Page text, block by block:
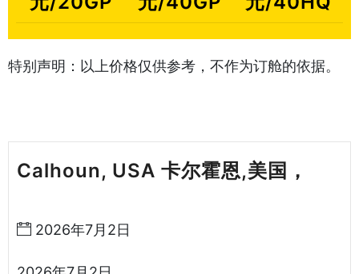
特别声明：以上价格仅供参考，不作为订舱的依据。
Calhoun, USA 卡尔霍恩,美国，
2026年7月2日